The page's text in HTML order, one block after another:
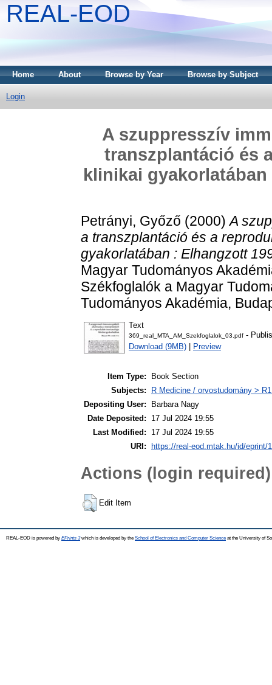
REAL-EOD
Home About Browse by Year Browse by Subject
Login
A szuppresszív
transzplantáció és
klinikai
Petrányi, Győző (2000)A
a transzplantáció és a
gyakorlatában : Elhangzott
Magyar Tudományos
Székfoglalók a Magyar
Tudományos Akadémia,
Text
369_real_MTA_AM_Szekfoglalok_03.pdf -
Download (9MB)
Preview
Item Type:
Book Section
Subjects:
R Medicine / orvostudomány >
Depositing User:
Barbara Nagy
Date Deposited:
17 Jul 2024 19:55
Last Modified:
17 Jul 2024 19:55
URI:
https://real-eod.mtak.hu/id/eprint/
Actions (login required)
Edit Item
REAL-EOD is powered by EPrints 3which is developed by the School of Electronics and Computer Science at the University of